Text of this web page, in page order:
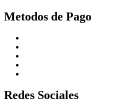
Metodos de Pago
Redes Sociales